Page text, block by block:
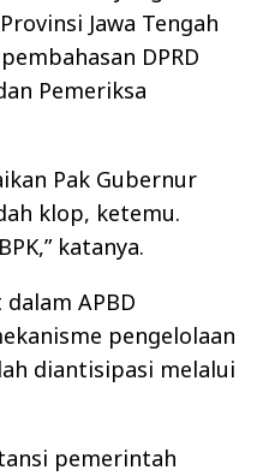
Jawa Tengah
DPRD
Pemeriksa
Pak Gubernur
klop, ketemu.
katanya.
APBD
pengelolaan
diantisipasi melalui
pemerintah